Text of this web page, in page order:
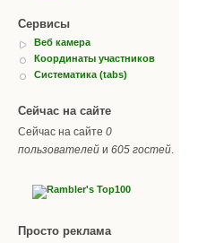
Сервисы
Веб камера
Координаты участников
Систематика (tabs)
Сейчас на сайте
Сейчас на сайте 0
пользователей и 605 гостей.
Просто реклама